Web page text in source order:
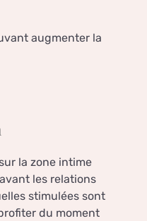
augmenter la
la zone intime
les relations
stimulées sont
du moment